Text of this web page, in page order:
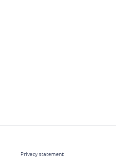
Privacy statement